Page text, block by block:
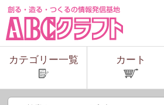
カテゴリー一覧
カート